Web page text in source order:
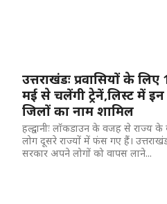
उत्तराखंडः प्रवासियों के लिए
मई से चलेंगी ट्रेनें,लिस्ट में इन
जिलों का नाम शामिल
हल्द्वानीः लॉकडाउन के वजह से राज्य
लोग दूसरे राज्यों में फंस गए हैं।
सरकार अपने लोगों को वापस लाने...